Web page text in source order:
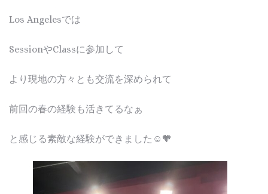
Los Angelesでは
SessionやClassに参加して
より現地の方々とも交流を深められて
前回の春の経験も活きてるなぁ
と感じる素敵な経験ができました☺️🧡